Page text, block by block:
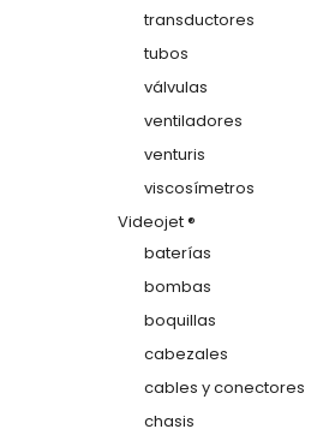
transductores
tubos
válvulas
ventiladores
venturis
viscosímetros
Videojet ®
baterías
bombas
boquillas
cabezales
cables y conectores
chasis